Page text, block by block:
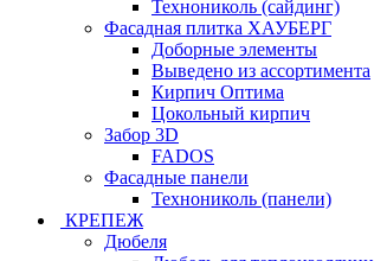
Технониколь (сайдинг)
Фасадная плитка ХАУБЕРГ
Доборные элементы
Выведено из ассортимента
Кирпич Оптима
Цокольный кирпич
Забор 3D
FADOS
Фасадные панели
Технониколь (панели)
КРЕПЕЖ
Дюбеля